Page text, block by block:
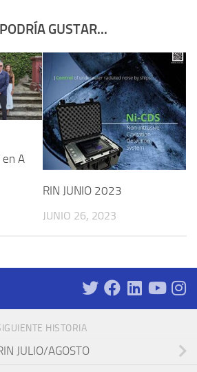
GUSTAR...
en A
RIN JUNIO 2023
JUNIO 26, 2023
HISTORIA
JULIO/AGOSTO